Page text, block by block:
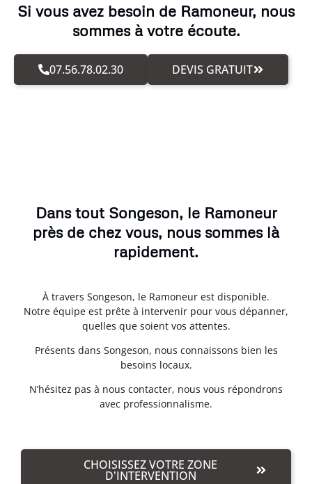
Si vous avez besoin de Ramoneur, nous
sommes à votre écoute.
07.56.78.02.30 DEVIS GRATUIT
Dans tout Songeson, le Ramoneur
près de chez vous, nous sommes là
rapidement.
À travers Songeson, le Ramoneur est disponible.
Notre équipe est prête à intervenir pour vous dépanner,
quelles que soient vos attentes.
Présents dans Songeson, nous connaissons bien les
besoins locaux.
N’hésitez pas à nous contacter, nous vous répondrons
avec professionnalisme.
CHOISISSEZ VOTRE ZONE
D'INTERVENTION